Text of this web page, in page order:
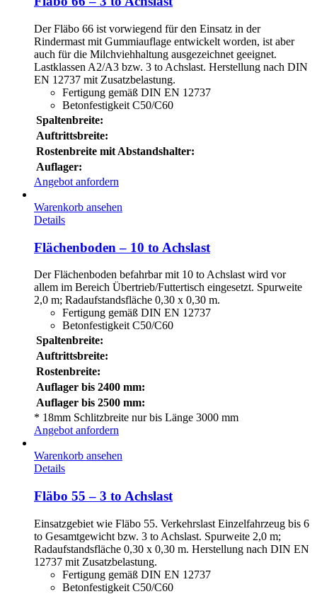
Der Fläbo 66 ist vorwiegend für den Einsatz in der
Rindermast mit Gummiauflage entwickelt worden, ist aber
auch für die Milchviehhaltung ausgezeichnet geeignet.
Lastklassen A2/A3 bzw. 3 to Achslast. Herstellung nach DIN
EN 12737 mit Zusatzbelastung.
Fertigung gemäß DIN EN 12737
Betonfestigkeit C50/C60
Spaltenbreite:
Auftrittsbreite:
Rostenbreite mit Abstandshalter:
Auflager:
Angebot anfordern
Warenkorb ansehen
Details
Flächenboden – 10 to Achslast
Der Flächenboden befahrbar mit 10 to Achslast wird vor
allem im Bereich Übertrieb/Futtertisch eingesetzt. Spurweite
2,0 m; Radaufstandsfläche 0,30 x 0,30 m.
Fertigung gemäß DIN EN 12737
Betonfestigkeit C50/C60
Spaltenbreite:
Auftrittsbreite:
Rostenbreite:
Auflager bis 2400 mm:
Auflager bis 2500 mm:
* 18mm Schlitzbreite nur bis Länge 3000 mm
Angebot anfordern
Warenkorb ansehen
Details
Fläbo 55 – 3 to Achslast
Einsatzgebiet wie Fläbo 55. Verkehrslast Einzelfahrzeug bis 6
to Gesamtgewicht bzw. 3 to Achslast. Spurweite 2,0 m;
Radaufstandsfläche 0,30 x 0,30 m. Herstellung nach DIN EN
12737 mit Zusatzbelastung.
Fertigung gemäß DIN EN 12737
Betonfestigkeit C50/C60